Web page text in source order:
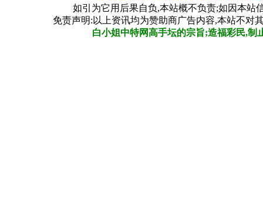
如引为它用后果自负,本站概不负责;如因本站
免责声明:以上资讯均为赞助商广告内容,本站不对
白小姐中特网高手坛的宗旨;造福彩民,制